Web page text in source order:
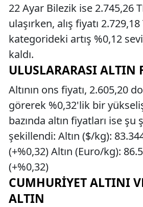
22 Ayar Bilezik ise 2.745,26
ulaşırken, alış fiyatı
kategorideki artış %0,12
kaldı.
ULUSLARARASI ALTIN
Altının ons fiyatı, 2.605,20
görerek %0,32'lik bir
bazında altın fiyatları ise şu
şekillendi: Altın ($/kg):
(+%0,32) Altın (Euro/kg):
(+%0,32)
CUMHURIYET ALTINI
ALTIN